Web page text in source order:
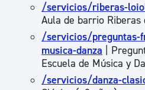
/servicios/riberas-
Aula de barrio Riberas
/servicios/preguntas-
musica-danza |
Escuela de Música y
/servicios/danza-